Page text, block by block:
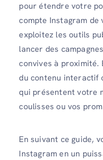
pour étendre votre
compte Instagram
exploitez les outils
lancer des
convives à proximité.
du contenu interactif
qui présentent votre
coulisses ou vos
En suivant ce guide,
Instagram en un